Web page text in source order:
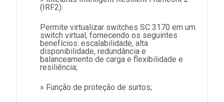
(IRF2):
Permite virtualizar switches SC 3170 em um
switch virtual, fornecendo os seguintes
benefícios: escalabilidade, alta
disponibilidade, redundância e
balanceamento de carga e flexibilidade e
resiliência;
» Função de proteção de surtos;